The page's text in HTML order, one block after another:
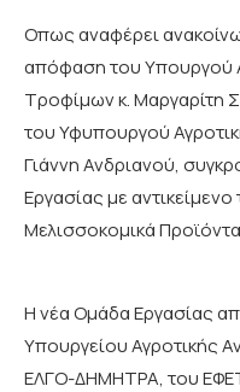
Οπως αναφέρει
απόφαση του Υπουργού
Τροφίμων κ. Μαργαρίτη
του Υφυπουργού
Γιάννη Ανδριανού,
Εργασίας με αντικείμενο
Μελισσοκομικά
Η νέα Ομάδα Εργασίας
Υπουργείου Αγροτικής
ΕΛΓΟ-ΔΗΜΗΤΡΑ, του